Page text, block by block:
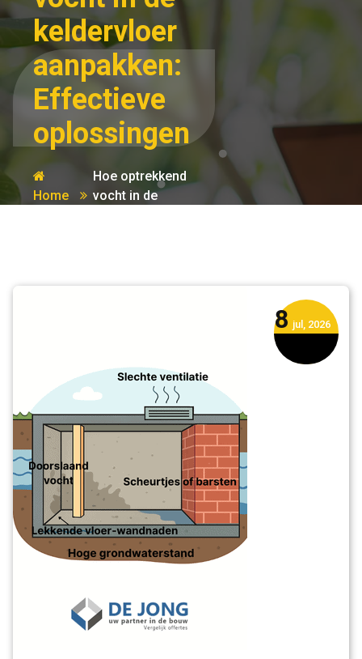
keldervloer
aanpakken:
Effectieve
oplossingen
Home
Hoe optrekkend
vocht in de
8 jul, 2026